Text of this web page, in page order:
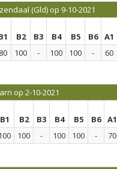
(Gld) op 9-10-2021
B2 B3 B4 B5 B6 A1
80 100 - 100 100 - 60
op 2-10-2021
B1 B2 B3 B4 B5 B6 A1
100 - 100 100 - 70